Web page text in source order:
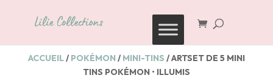
ACCUEIL/ POKÉMON / MINI-TINS / ARTSET DE 5 MINI
TINS POKÉMON • ILLUMIS